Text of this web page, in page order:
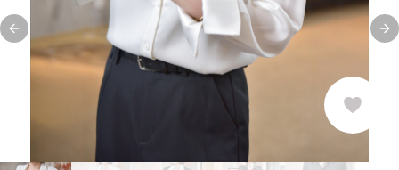
Previous slide